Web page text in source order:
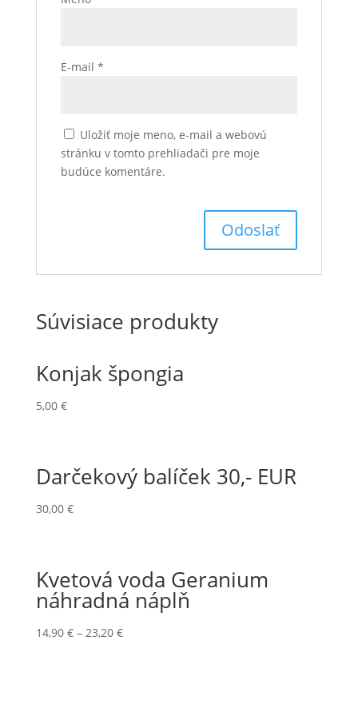
E-mail *
Uložiť moje meno, e-mail a webovú
stránku v tomto prehliadači pre moje
budúce komentáre.
Súvisiace produkty
Konjak špongia
5,00 €
Darčekový balíček 30,- EUR
30,00 €
Kvetová voda Geranium
náhradná náplň
14,90 €– 23,20 €